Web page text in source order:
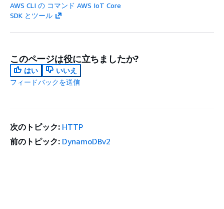
AWS CLI の コマンド AWS IoT Core
SDK とツール
このページは役に立ちましたか?
はい
いいえ
フィードバックを送信
次のトピック: HTTP
前のトピック: DynamoDBv2